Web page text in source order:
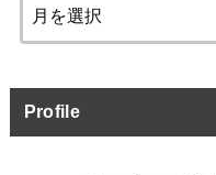
Profile